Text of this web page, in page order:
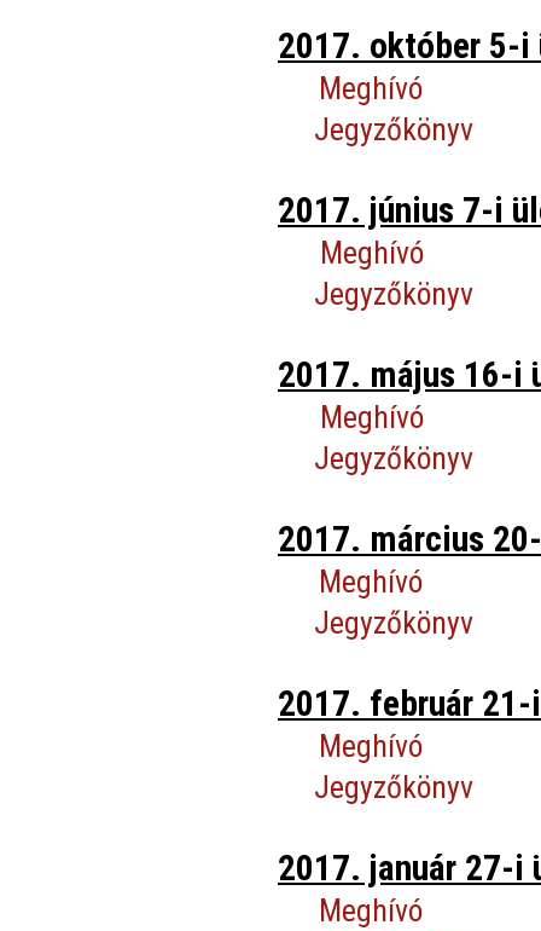
2017. október 5-i
Meghívó
Jegyzőkönyv
2017. június 7-i
Meghívó
Jegyzőkönyv
2017. május 16-i
Meghívó
Jegyzőkönyv
2017. március
Meghívó
Jegyzőkönyv
2017. február
Meghívó
Jegyzőkönyv
2017. január 27-i
Meghívó